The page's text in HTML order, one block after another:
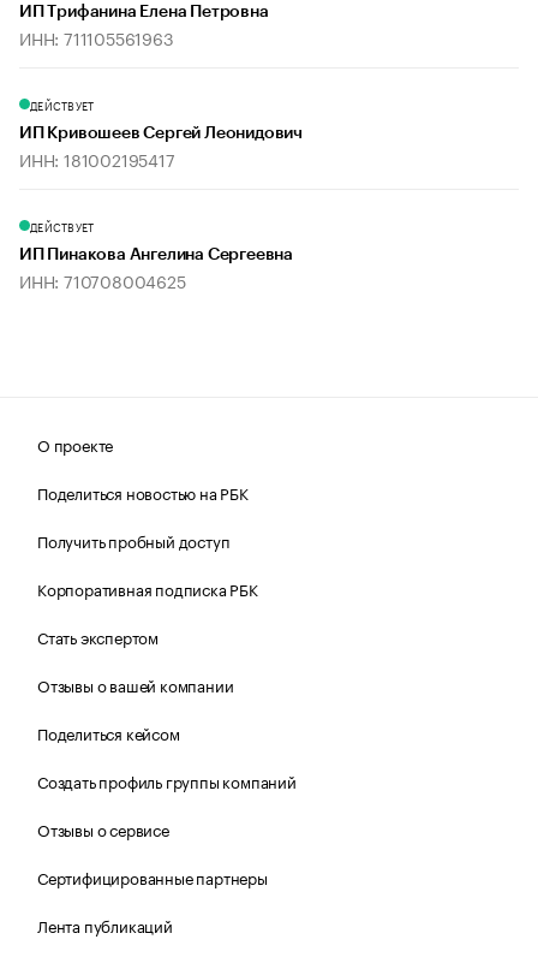
ИП Трифанина Елена Петровна
ИНН: 711105561963
ДЕЙСТВУЕТ
ИП Кривошеев Сергей Леонидович
ИНН: 181002195417
ДЕЙСТВУЕТ
ИП Пинакова Ангелина Сергеевна
ИНН: 710708004625
О проекте
Поделиться новостью на РБК
Получить пробный доступ
Корпоративная подписка РБК
Стать экспертом
Отзывы о вашей компании
Поделиться кейсом
Создать профиль группы компаний
Отзывы о сервисе
Сертифицированные партнеры
Лента публикаций